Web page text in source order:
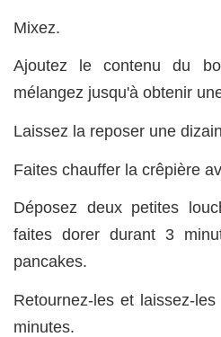
Mixez.
Ajoutez le contenu du
mélangez jusqu'à obtenir
Laissez la reposer une
Faites chauffer la crêpière
Déposez deux petites
faites dorer durant 3
pancakes.
Retournez-les et laissez-
minutes.